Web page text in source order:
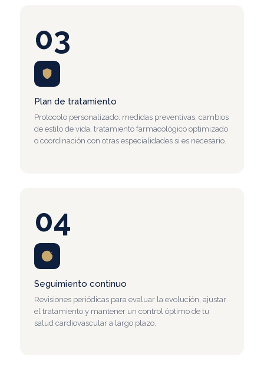
03
Plan de tratamiento
Protocolo personalizado: medidas preventivas, cambios
de estilo de vida, tratamiento farmacológico optimizado
o coordinación con otras especialidades si es necesario.
04
Seguimiento continuo
Revisiones periódicas para evaluar la evolución, ajustar
el tratamiento y mantener un control óptimo de tu
salud cardiovascular a largo plazo.